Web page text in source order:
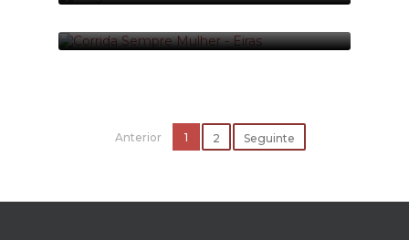
01-01-2022
Anterior 1 2 Seguinte